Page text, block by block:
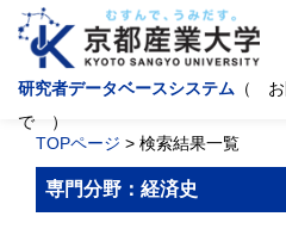
研究者データベースシステム （ お
で ）
TOPページ > 検索結果一覧
専門分野：経済史